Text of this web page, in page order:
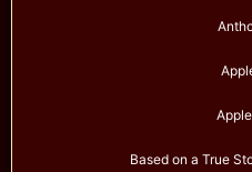
Based on a True